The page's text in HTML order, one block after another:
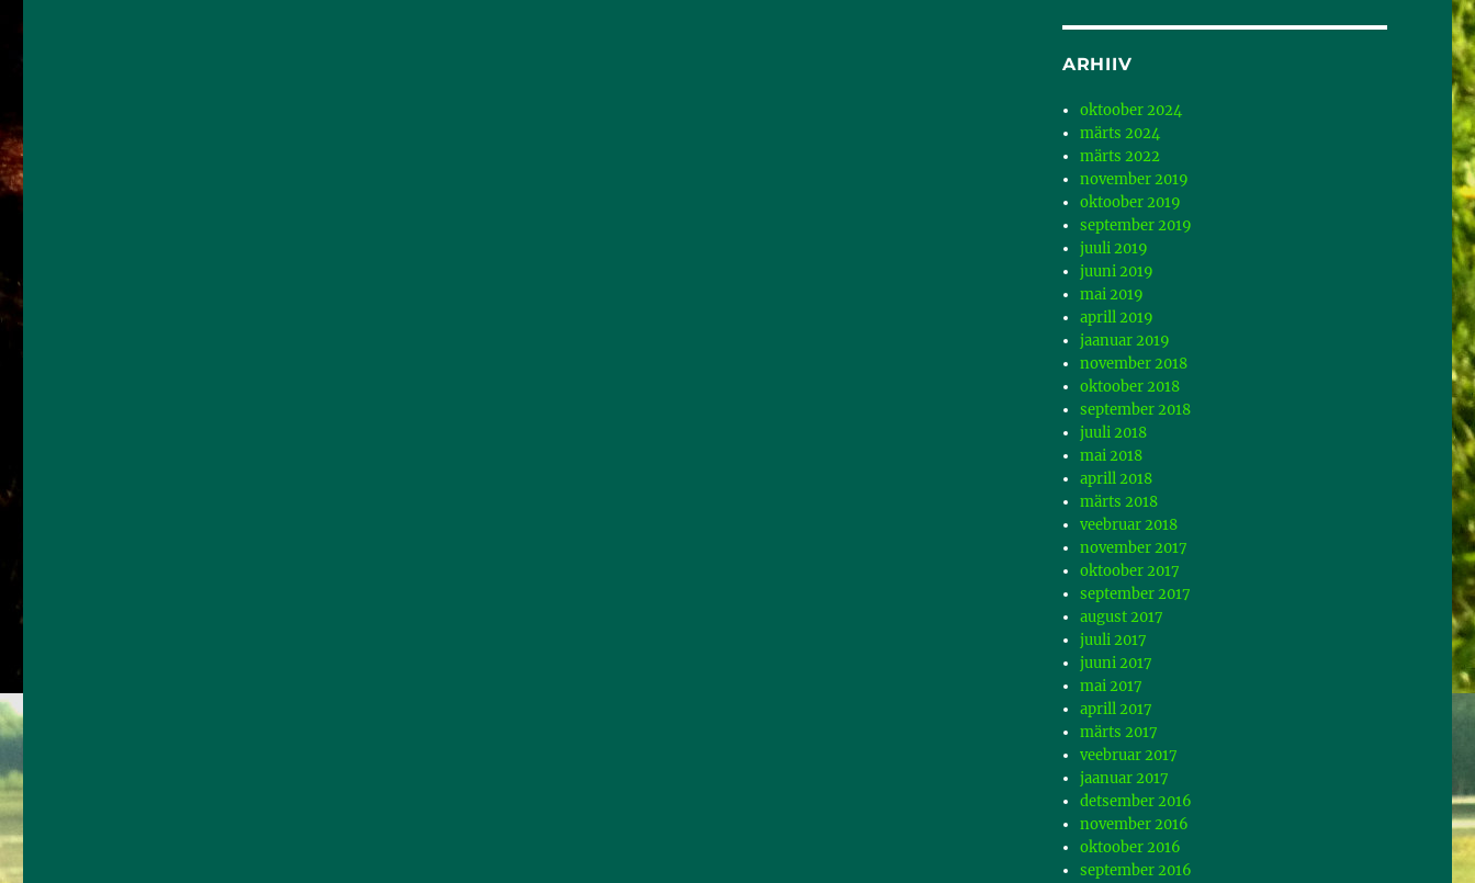
ARHIIV
oktoober 2024
märts 2024
märts 2022
november 2019
oktoober 2019
september 2019
juuli 2019
juuni 2019
mai 2019
aprill 2019
jaanuar 2019
november 2018
oktoober 2018
september 2018
juuli 2018
mai 2018
aprill 2018
märts 2018
veebruar 2018
november 2017
oktoober 2017
september 2017
august 2017
juuli 2017
juuni 2017
mai 2017
aprill 2017
märts 2017
veebruar 2017
jaanuar 2017
detsember 2016
november 2016
oktoober 2016
september 2016